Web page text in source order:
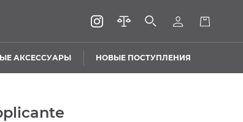
АКСЕССУАРЫ НОВЫЕ ПОСТУПЛЕНИЯ